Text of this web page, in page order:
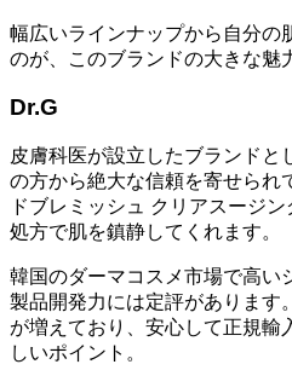
幅広いラインナップから自分の
のが、このブランドの大きな魅
Dr.G
皮膚科医が設立したブランドと
の方から絶大な信頼を寄せられ
ドブレミッシュ クリアスージ
処方で肌を鎮静してくれます。
韓国のダーマコスメ市場で高い
製品開発力には定評があります
が増えており、安心して正規輸
しいポイント。